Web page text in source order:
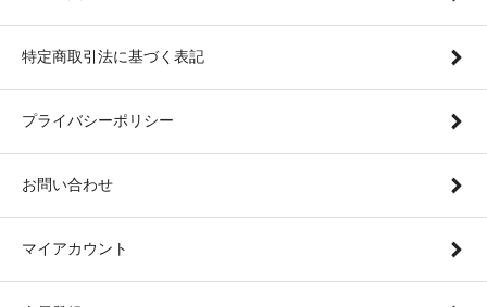
特定商取引法に基づく表記
プライバシーポリシー
お問い合わせ
マイアカウント